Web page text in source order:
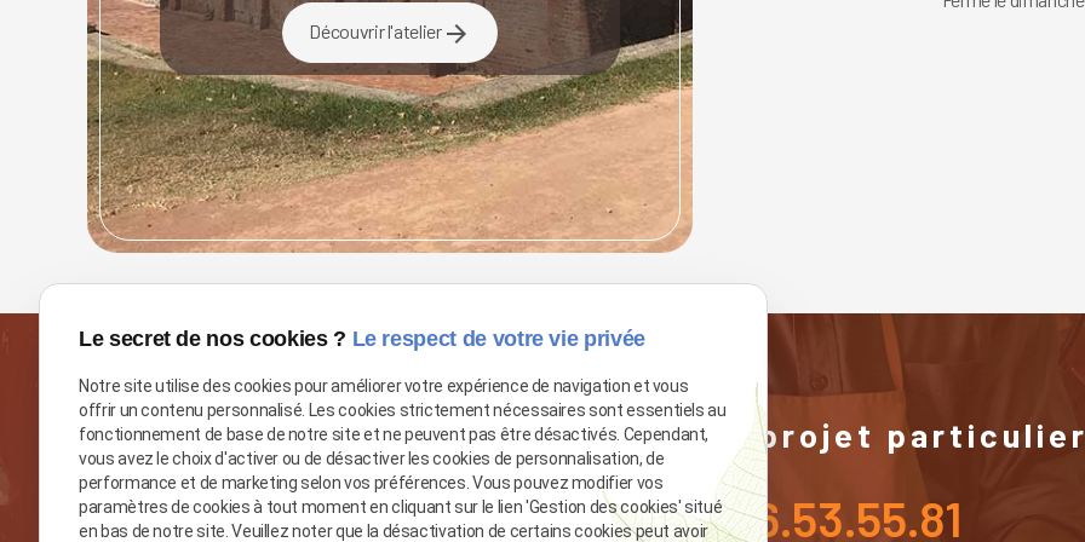
Découvrir l'atelierarrow_forward
Vous avez un projet
05.96.53.55.81
Le secret de nos cookies ? Le respect de votre vie privée
Notre site utilise des cookies pour améliorer votre expérience de navigation et vous
offrir un contenu personnalisé. Les cookies strictement nécessaires sont essentiels au
fonctionnement de base de notre site et ne peuvent pas être désactivés. Cependant,
vous avez le choix d'activer ou de désactiver les cookies de personnalisation, de
performance et de marketing selon vos préférences. Vous pouvez modifier vos
paramètres de cookies à tout moment en cliquant sur le lien 'Gestion des cookies' situé
en bas de notre site. Veuillez noter que la désactivation de certains cookies peut avoir